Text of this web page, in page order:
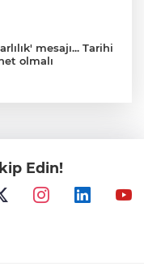
mesajı... Tarihi
olmalı
yaşam alanı
uygulamanın
Edin!